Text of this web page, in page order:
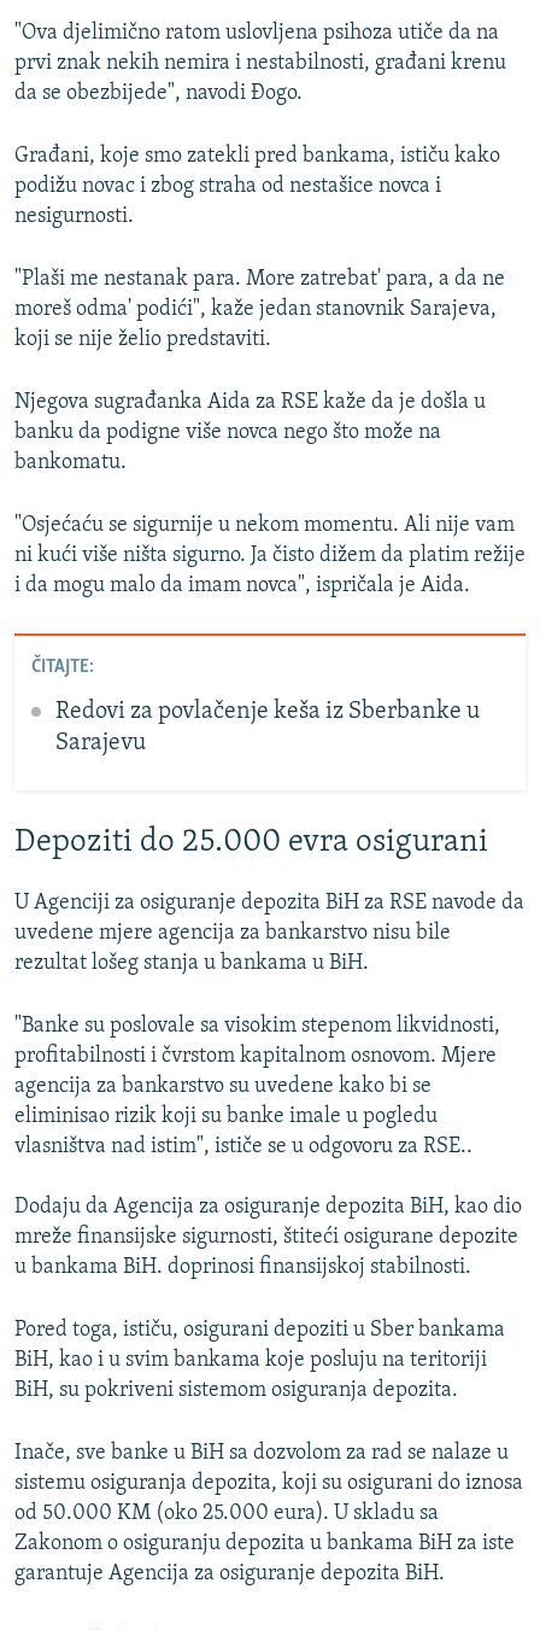
"Ova djelimično ratom uslovljena psihoza utiče da na
prvi znak nekih nemira i nestabilnosti, građani krenu
da se obezbijede", navodi Đogo.
Građani, koje smo zatekli pred bankama, ističu kako
podižu novac i zbog straha od nestašice novca i
nesigurnosti.
"Plaši me nestanak para. More zatrebat' para, a da ne
moreš odma' podići", kaže jedan stanovnik Sarajeva,
koji se nije želio predstaviti.
Njegova sugrađanka Aida za RSE kaže da je došla u
banku da podigne više novca nego što može na
bankomatu.
"Osjećaću se sigurnije u nekom momentu. Ali nije vam
ni kući više ništa sigurno. Ja čisto dižem da platim režije
i da mogu malo da imam novca", ispričala je Aida.
ČITAJTE:
Redovi za povlačenje keša iz Sberbanke u
Sarajevu
Depoziti do 25.000 evra osigurani
U Agenciji za osiguranje depozita BiH za RSE navode da
uvedene mjere agencija za bankarstvo nisu bile
rezultat lošeg stanja u bankama u BiH.
"Banke su poslovale sa visokim stepenom likvidnosti,
profitabilnosti i čvrstom kapitalnom osnovom. Mjere
agencija za bankarstvo su uvedene kako bi se
eliminisao rizik koji su banke imale u pogledu
vlasništva nad istim", ističe se u odgovoru za RSE..
Dodaju da Agencija za osiguranje depozita BiH, kao dio
mreže finansijske sigurnosti, štiteći osigurane depozite
u bankama BiH. doprinosi finansijskoj stabilnosti.
Pored toga, ističu, osigurani depoziti u Sber bankama
BiH, kao i u svim bankama koje posluju na teritoriji
BiH, su pokriveni sistemom osiguranja depozita.
Inače, sve banke u BiH sa dozvolom za rad se nalaze u
sistemu osiguranja depozita, koji su osigurani do iznosa
od 50.000 KM (oko 25.000 eura). U skladu sa
Zakonom o osiguranju depozita u bankama BiH za iste
garantuje Agencija za osiguranje depozita BiH.